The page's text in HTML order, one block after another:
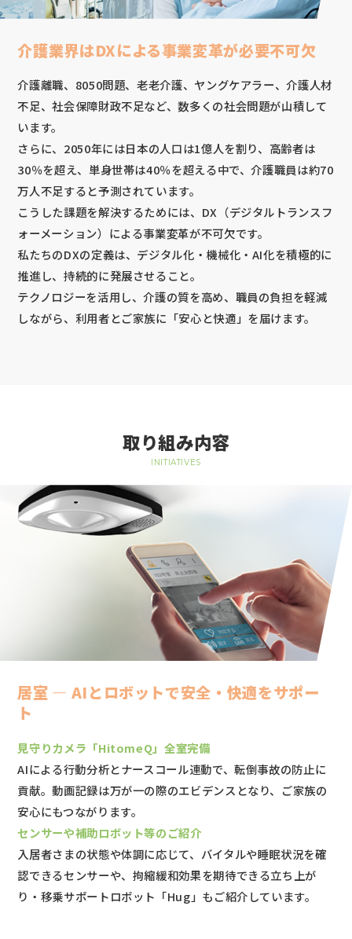
介護業界はDXによる事業変革が必要不可欠
介護離職、8050問題、老老介護、ヤングケアラー、介護人材
不足、社会保障財政不足など、数多くの社会問題が山積して
います。
さらに、2050年には日本の人口は1億人を割り、高齢者は
30％を超え、単身世帯は40％を超える中で、介護職員は約70
万人不足すると予測されています。
こうした課題を解決するためには、DX（デジタルトランスフ
ォーメーション）による事業変革が不可欠です。
私たちのDXの定義は、デジタル化・機械化・AI化を積極的に
推進し、持続的に発展させること。
テクノロジーを活用し、介護の質を高め、職員の負担を軽減
しながら、利用者とご家族に「安心と快適」を届けます。
取り組み内容
INITIATIVES
居室 ― AIとロボットで安全・快適をサポー
ト
見守りカメラ「HitomeQ」全室完備
AIによる行動分析とナースコール連動で、転倒事故の防止に
貢献。動画記録は万が一の際のエビデンスとなり、ご家族の
安心にもつながります。
センサーや補助ロボット等のご紹介
入居者さまの状態や体調に応じて、バイタルや睡眠状況を確
認できるセンサーや、拘縮緩和効果を期待できる立ち上が
り・移乗サポートロボット「Hug」もご紹介しています。